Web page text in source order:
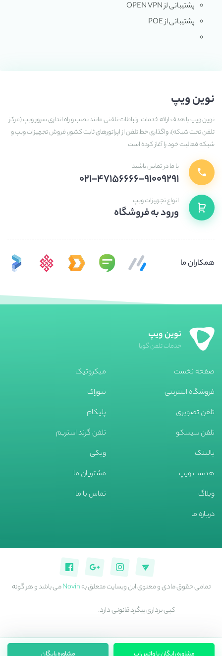
پشتیبانی لز OPEN VPN
پشتیبانی از POE
نوین ویپ
نوین ویپ با هدف ارائه خدمات ارتباطات تلفنی مانند نصب و راه اندازی سرور ویپ (مرکز
تلفن تحت شبکه)، واگذاری خط تلفن از اپراتورهای ثابت کشور، فروش تجهیزات ویپ و
شبکه فعالیت خود را آغاز کرده است
با ما در تماس باشید
۰۲۱-۴۷۱۵۶۶۶۶-۹۱۰۰۹۲۹۱
انواع تجهیزات ویپ
ورود به فروشگاه
همکاران ما
نوین ویپ
خدمات تلفن گویا
صفحه نخست
فروشگاه اینترنتی
تلفن تصویری
تلفن سیسکو
یالینک
هدست ویپ
وبلاگ
درباره ما
میکروتیک
نیوراک
پلیکام
تلفن گرند استریم
ویکی
مشتریان ما
تماس با ما
تمامی حقوق مادی و معنوی این وبسایت متعلق بهNovinمی باشد و هر گونه
کپی برداری پیگرد قانونی دارد.